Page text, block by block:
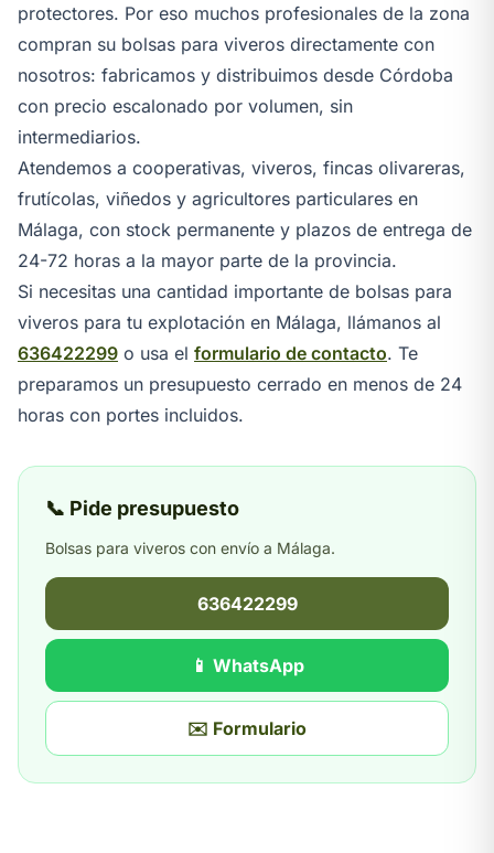
protectores. Por eso muchos profesionales de la zona
compran su bolsas para viveros directamente con
nosotros: fabricamos y distribuimos desde Córdoba
con precio escalonado por volumen, sin
intermediarios.
Atendemos a cooperativas, viveros, fincas olivareras,
frutícolas, viñedos y agricultores particulares en
Málaga, con stock permanente y plazos de entrega de
24-72 horas a la mayor parte de la provincia.
Si necesitas una cantidad importante de bolsas para
viveros para tu explotación en Málaga, llámanos al
636422299 o usa el formulario de contacto. Te
preparamos un presupuesto cerrado en menos de 24
horas con portes incluidos.
📞 Pide presupuesto
Bolsas para viveros con envío a Málaga.
636422299
📱 WhatsApp
✉️ Formulario